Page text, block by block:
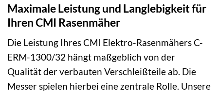
Maximale Leistung und Langlebigkeit für
Ihren CMI Rasenmäher
Die Leistung Ihres CMI Elektro-Rasenmähers C-
ERM-1300/32 hängt maßgeblich von der
Qualität der verbauten Verschleißteile ab. Die
Messer spielen hierbei eine zentrale Rolle. Unsere